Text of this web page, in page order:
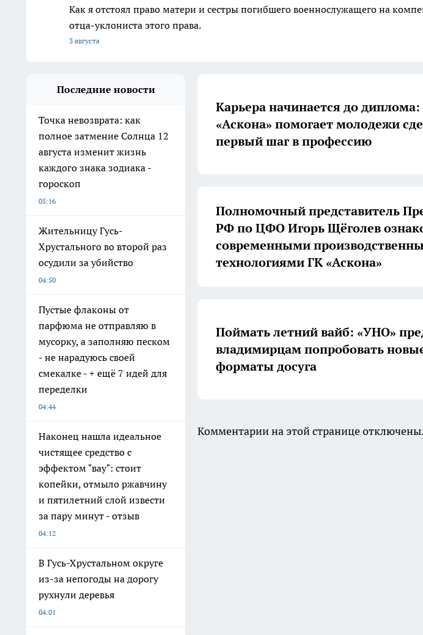
Как я отстоял право матери и сестры погибшего военнослужащего на
отца-уклониста этого права.
3 августа
Последние новости
Точка невозврата: как
полное затмение Солнца 12
августа изменит жизнь
каждого знака зодиака -
гороскоп
05:16
Жительницу Гусь-
Хрустального во второй раз
осудили за убийство
04:50
Пустые флаконы от
парфюма не отправляю в
мусорку, а заполняю песком
- не нарадуюсь своей
смекалке - + ещё 7 идей для
переделки
04:44
Наконец нашла идеальное
чистящее средство с
эффектом "вау": стоит
копейки, отмыло ржавчину
и пятилетний слой извести
за пару минут - отзыв
04:12
В Гусь-Хрустальном округе
из-за непогоды на дорогу
рухнули деревья
04:01
Карьера начинается до диплома:
«Аскона» помогает молодежи
первый шаг в профессию
Полномочный представитель
РФ по ЦФО Игорь Щёголев
современными
технологиями ГК «Аскона»
Поймать летний вайб: «УНО»
владимирцам попробовать
форматы досуга
Комментарии на этой странице отключены.